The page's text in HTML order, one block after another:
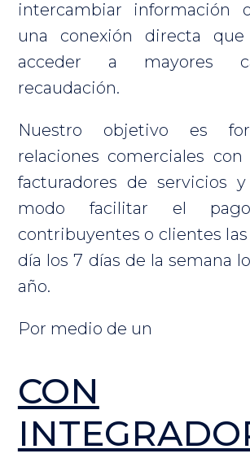
intercambiar información
una conexión directa
acceder a mayores
recaudación.
Nuestro objetivo es
relaciones comerciales con
facturadores de servicios
modo facilitar el
contribuyentes o clientes las
día los 7 días de la semana
año.
Por medio de un
CON